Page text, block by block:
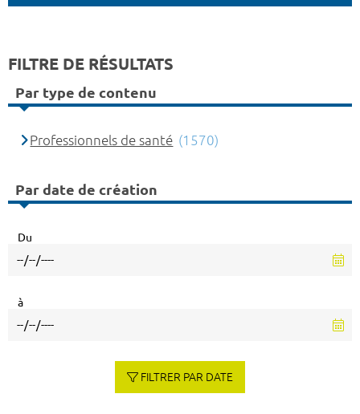
FILTRE DE RÉSULTATS
Par type de contenu
Professionnels de santé (1570)
Par date de création
Du
à
FILTRER PAR DATE